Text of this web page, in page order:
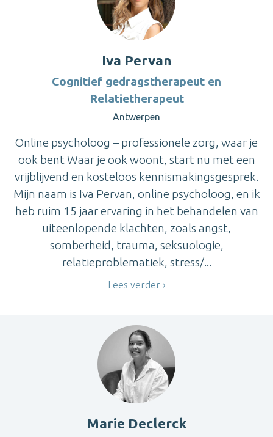
Iva Pervan
Cognitief gedragstherapeut en
Relatietherapeut
Antwerpen
Online psycholoog – professionele zorg, waar je
ook bent Waar je ook woont, start nu met een
vrijblijvend en kosteloos kennismakingsgesprek.
Mijn naam is Iva Pervan, online psycholoog, en ik
heb ruim 15 jaar ervaring in het behandelen van
uiteenlopende klachten, zoals angst,
somberheid, trauma, seksuologie,
relatieproblematiek, stress/...
Lees verder
Marie Declerck